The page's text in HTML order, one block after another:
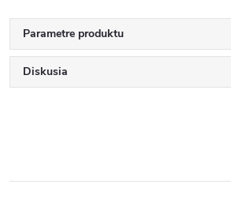
Parametre produktu
Diskusia